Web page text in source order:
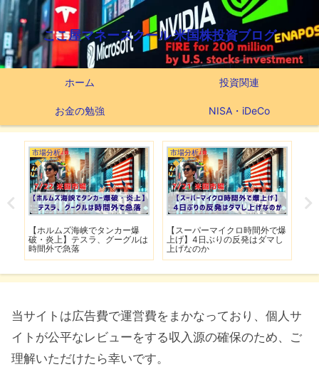
ここ屋マネースクール 米国株投資ブログ
ホーム 投資関連
お金の勉強 NISA・iDeCo
市場分析
【スーパーマイクロ時間外で爆
上げ】4日ぶりの反発はダマし
上げなのか
つみたてNISA
【新NISAの投資先はこれだ】
つみたてNISA63ヶ月間の運用
【米軍
当サイトは広告費で運営費をまかなっており、個人サ
イトが公平なレビューをする収入源の確保のため、ご
理解いただけたら幸いです。